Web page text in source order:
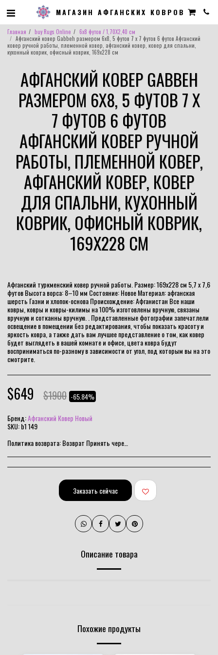
МАГАЗИН АФГАНСКИХ КОВРОВ
Главная buy Rugs Online
6x8 футов / 1,70X2,40 см
Афганский ковер Gabbeh размером 6x8, 5 футов 7 x 7 футов 6 футов Афганский
ковер ручной работы, племенной ковер, афганский ковер, ковер для спальни,
кухонный коврик, офисный коврик, 169x228 см
АФГАНСКИЙ КОВЕР GABBEH
РАЗМЕРОМ 6X8, 5 ФУТОВ 7 X
7 ФУТОВ 6 ФУТОВ
АФГАНСКИЙ КОВЕР РУЧНОЙ
РАБОТЫ, ПЛЕМЕННОЙ КОВЕР,
АФГАНСКИЙ КОВЕР, КОВЕР
ДЛЯ СПАЛЬНИ, КУХОННЫЙ
КОВРИК, ОФИСНЫЙ КОВРИК,
169X228 СМ
Афганский туркменский ковер ручной работы. Размер: 169x228 см 5,7 x 7,6
футов Высота ворса: 8–10 мм Состояние: Новое Материал: афганская
шерсть Газни и хлопок-основа Происхождение: Афганистан Все наши
ковры, ковры и ковры-килимы на 100% изготовлены вручную, связаны
вручную и сотканны вручную. . Представленные фотографии запечатлели
освещение в помещении без редактирования, чтобы показать красоту и
яркость ковра, а также дать вам лучшее представление о том, как ковер
будет выглядеть в вашей комнате и офисе, цвета ковра будут
восприниматься по-разному в зависимости от угол, под которым вы на это
смотрите.
$649 $1900 -65.84%
Бренд:Афганский Ковер Новый
SKU:b1 149
Политика возврата:Возврат Принять через 10 дней
Заказать сейчас
Описание товара
Похожие продукты